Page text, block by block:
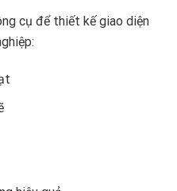
cụ để thiết kế giao diện